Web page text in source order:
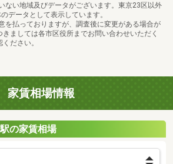
ない地域及びデータがございます。東京23区以外
データとして表示しています。
を払っておりますが、調査後に変更がある場合が
ましては各市区役所までお問い合わせいただく
ださい。
家賃相場情報
の家賃相場